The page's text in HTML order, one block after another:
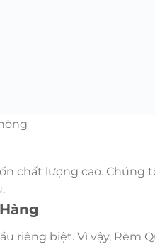
chất lượng cao.
riêng biệt. Vì vậy, Rèm